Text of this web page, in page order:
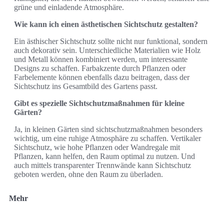
grüne und einladende Atmosphäre.
Wie kann ich einen ästhetischen Sichtschutz gestalten?
Ein ästhischer Sichtschutz sollte nicht nur funktional, sondern
auch dekorativ sein. Unterschiedliche Materialien wie Holz
und Metall können kombiniert werden, um interessante
Designs zu schaffen. Farbakzente durch Pflanzen oder
Farbelemente können ebenfalls dazu beitragen, dass der
Sichtschutz ins Gesamtbild des Gartens passt.
Gibt es spezielle Sichtschutzmaßnahmen für kleine
Gärten?
Ja, in kleinen Gärten sind sichtschutzmaßnahmen besonders
wichtig, um eine ruhige Atmosphäre zu schaffen. Vertikaler
Sichtschutz, wie hohe Pflanzen oder Wandregale mit
Pflanzen, kann helfen, den Raum optimal zu nutzen. Und
auch mittels transparenter Trennwände kann Sichtschutz
geboten werden, ohne den Raum zu überladen.
Mehr